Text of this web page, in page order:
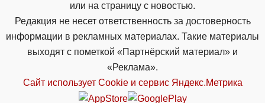
или на страницу с новостью.
Редакция не несет ответственность за достоверность
информации в рекламных материалах. Такие материалы
выходят с пометкой «Партнёрский материал» и
«Реклама».
Сайт использует Cookie и сервиc Яндекс.Метрика